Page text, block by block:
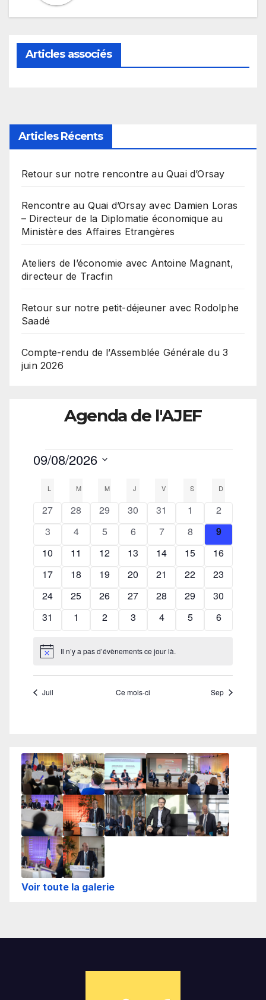
Articles associés
Articles Récents
Retour sur notre rencontre au Quai d’Orsay
Rencontre au Quai d’Orsay avec Damien Loras
– Directeur de la Diplomatie économique au
Ministère des Affaires Etrangères
Ateliers de l’économie avec Antoine Magnant,
directeur de Tracfin
Retour sur notre petit-déjeuner avec Rodolphe
Saadé
Compte-rendu de l’Assemblée Générale du 3
juin 2026
Agenda de l'AJEF
Voir toute la galerie